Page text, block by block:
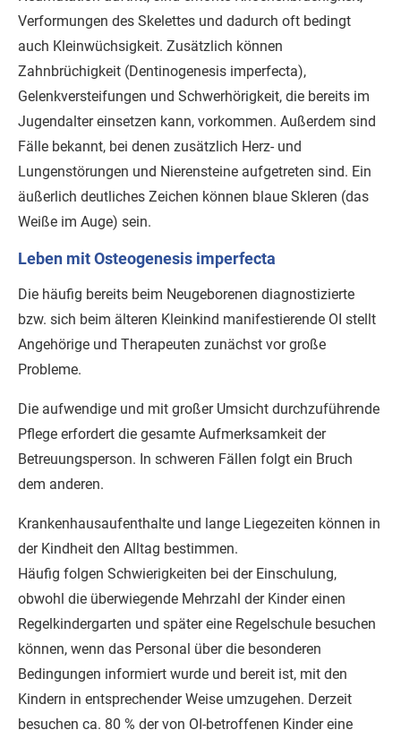
Verformungen des Skelettes und dadurch oft bedingt
auch Kleinwüchsigkeit. Zusätzlich können
Zahnbrüchigkeit (Dentinogenesis imperfecta),
Gelenkversteifungen und Schwerhörigkeit, die bereits im
Jugendalter einsetzen kann, vorkommen. Außerdem sind
Fälle bekannt, bei denen zusätzlich Herz- und
Lungenstörungen und Nierensteine aufgetreten sind. Ein
äußerlich deutliches Zeichen können blaue Skleren (das
Weiße im Auge) sein.
Leben mit Osteogenesis imperfecta
Die häufig bereits beim Neugeborenen diagnostizierte
bzw. sich beim älteren Kleinkind manifestierende OI stellt
Angehörige und Therapeuten zunächst vor große
Probleme.
Die aufwendige und mit großer Umsicht durchzuführende
Pflege erfordert die gesamte Aufmerksamkeit der
Betreuungsperson. In schweren Fällen folgt ein Bruch
dem anderen.
Krankenhausaufenthalte und lange Liegezeiten können in
der Kindheit den Alltag bestimmen.
Häufig folgen Schwierigkeiten bei der Einschulung,
obwohl die überwiegende Mehrzahl der Kinder einen
Regelkindergarten und später eine Regelschule besuchen
können, wenn das Personal über die besonderen
Bedingungen informiert wurde und bereit ist, mit den
Kindern in entsprechender Weise umzugehen. Derzeit
besuchen ca. 80 % der von OI-betroffenen Kinder eine